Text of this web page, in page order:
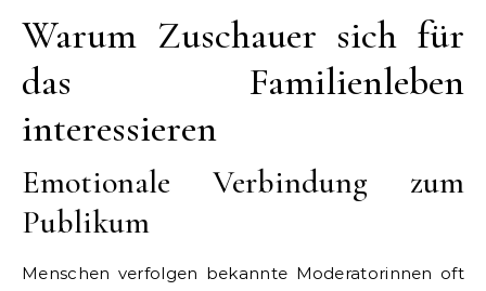
Warum Zuschauer sich für
das Familienleben
interessieren
Emotionale Verbindung zum
Publikum
Menschen verfolgen bekannte Moderatorinnen oft